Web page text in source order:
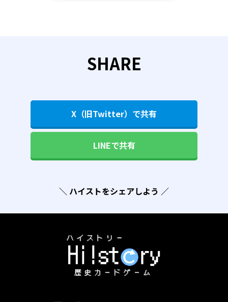
SHARE
X（旧Twitter）で共有
LINEで共有
＼ ハイストをシェアしよう ／